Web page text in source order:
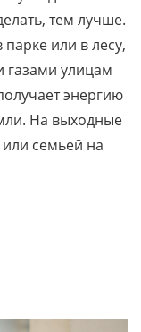
тем лучше.
или в лесу,
улицам
энергию
На выходные
или семьей на